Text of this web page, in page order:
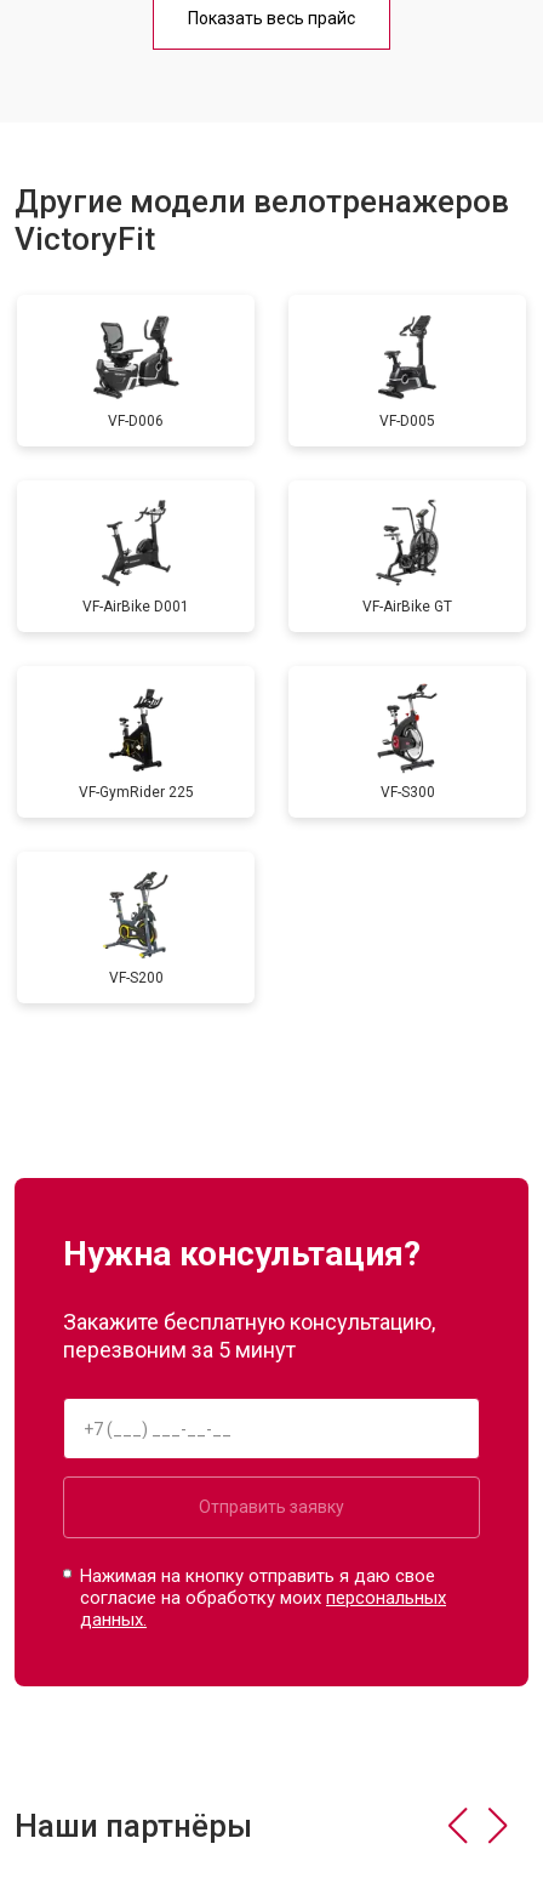
Замена дисплея (экрана) от 1000 ₽
Показать весь прайс
Другие модели велотренажеров
VictoryFit
VF-D006 VF-D005
VF-AirBike D001 VF-AirBike GT
VF-GymRider 225 VF-S300
VF-S200
Нужна консультация?
Закажите бесплатную консультацию,
перезвоним за 5 минут
Отправить заявку
Нажимая на кнопку отправить я даю свое
согласие на обработку моихперсональных
данных.
Наши партнёры